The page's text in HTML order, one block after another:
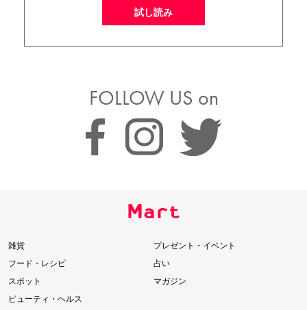
試し読み
FOLLOW US on
雑貨
フード・レシピ
スポット
ビューティ・ヘルス
プレゼント・イベント
占い
マガジン